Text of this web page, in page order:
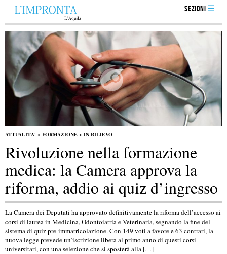
Sezioni
ATTUALITA' > FORMAZIONE > IN RILIEVO
Rivoluzione nella formazione
medica: la Camera approva la
riforma, addio ai quiz d’ingresso
La Camera dei Deputati ha approvato definitivamente la riforma dell’accesso ai
corsi di laurea in Medicina, Odontoiatria e Veterinaria, segnando la fine del
sistema di quiz pre-immatricolazione. Con 149 voti a favore e 63 contrari, la
nuova legge prevede un’iscrizione libera al primo anno di questi corsi
universitari, con una selezione che si sposterà alla […]